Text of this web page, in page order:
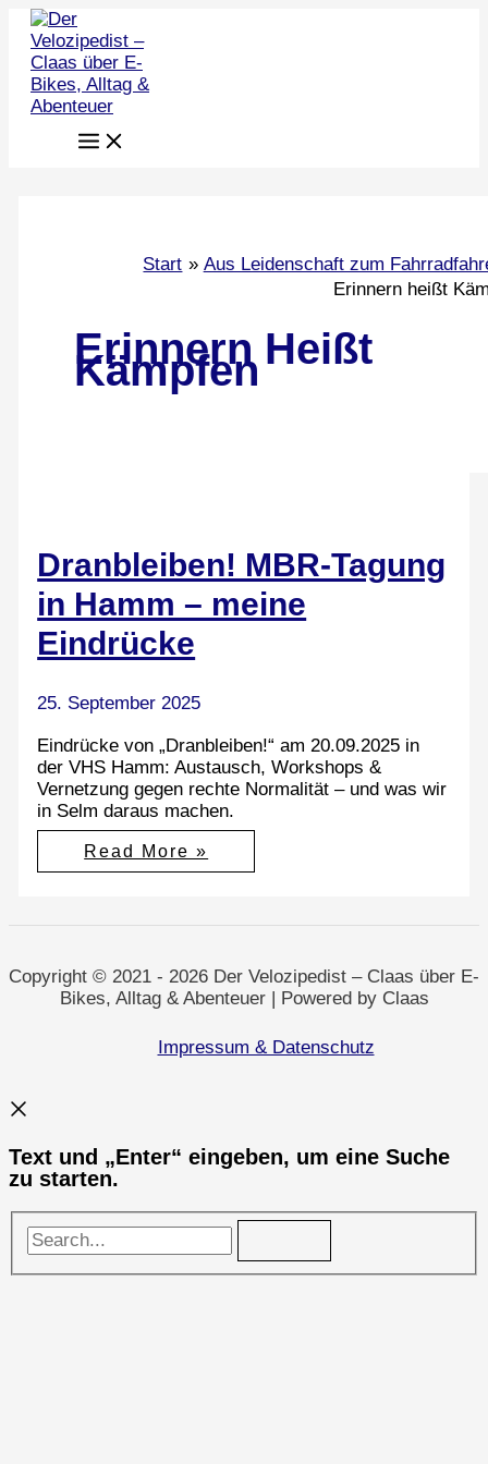
Zum
Inhalt
springen
Start
Aus Leidenschaft zum
Erinnern heißt
Erinnern Heißt
Kämpfen
Dranbleiben! MBR-Tagung
in Hamm – meine
Eindrücke
25. September 2025
Eindrücke von „Dranbleiben!“ am 20.09.2025 in
der VHS Hamm: Austausch, Workshops &
Vernetzung gegen rechte Normalität – und was wir
in Selm daraus machen.
Dranbleiben!
MBR-
Eindrücke
Read More »
Copyright © 2021 - 2026 Der Velozipedist – Claas über E-
Bikes, Alltag & Abenteuer | Powered by Claas
Impressum & Datenschutz
Text und „Enter“ eingeben, um eine Suche
zu starten.
Search...